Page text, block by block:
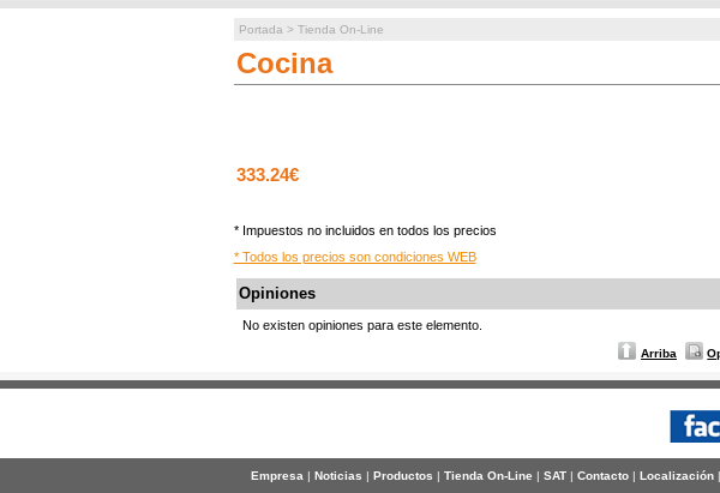
Portada > Tienda On-Line
Cocina
333.24€
* Impuestos no incluidos en todos los precios
* Todos los precios son condiciones WEB
Opiniones
No existen opiniones para este elemento.
Arriba
Empresa| Noticias | Productos | Tienda On-Line | SAT| Contacto| Localización|